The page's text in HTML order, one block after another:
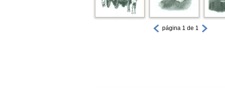
página 1 de 1